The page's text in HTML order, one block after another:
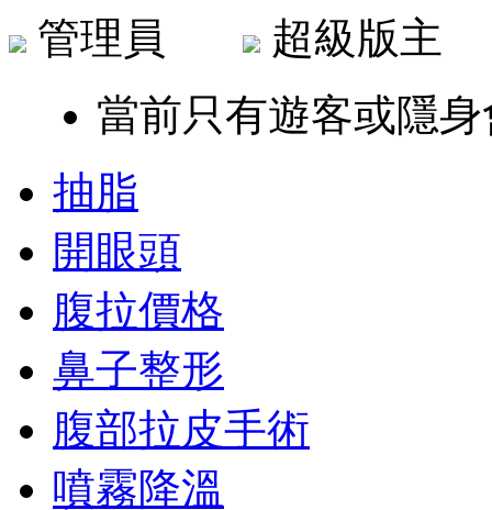
管理員
超級版
當前只有遊客或隱
抽脂
開眼頭
腹拉價格
鼻子整形
腹部拉皮手術
噴霧降溫